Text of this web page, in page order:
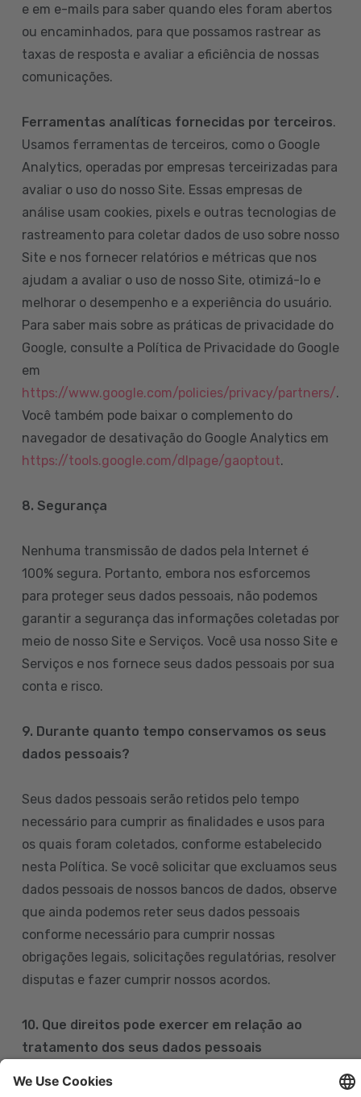
e em e-mails para saber quando eles foram abertos
ou encaminhados, para que possamos rastrear as
taxas de resposta e avaliar a eficiência de nossas
comunicações.
Ferramentas analíticas fornecidas por terceiros.
Usamos ferramentas de terceiros, como o Google
Analytics, operadas por empresas terceirizadas para
avaliar o uso do nosso Site. Essas empresas de
análise usam cookies, pixels e outras tecnologias de
rastreamento para coletar dados de uso sobre nosso
Site e nos fornecer relatórios e métricas que nos
ajudam a avaliar o uso de nosso Site, otimizá-lo e
melhorar o desempenho e a experiência do usuário.
Para saber mais sobre as práticas de privacidade do
Google, consulte a Política de Privacidade do Google
em
https://www.google.com/policies/privacy/partners/.
Você também pode baixar o complemento do
navegador de desativação do Google Analytics em
https://tools.google.com/dlpage/gaoptout.
8. Segurança
Nenhuma transmissão de dados pela Internet é
100% segura. Portanto, embora nos esforcemos
para proteger seus dados pessoais, não podemos
garantir a segurança das informações coletadas por
meio de nosso Site e Serviços. Você usa nosso Site e
Serviços e nos fornece seus dados pessoais por sua
conta e risco.
9. Durante quanto tempo conservamos os seus
dados pessoais?
Seus dados pessoais serão retidos pelo tempo
necessário para cumprir as finalidades e usos para
os quais foram coletados, conforme estabelecido
nesta Política. Se você solicitar que excluamos seus
dados pessoais de nossos bancos de dados, observe
que ainda podemos reter seus dados pessoais
conforme necessário para cumprir nossas
obrigações legais, solicitações regulatórias, resolver
disputas e fazer cumprir nossos acordos.
10. Que direitos pode exercer em relação ao
tratamento dos seus dados pessoais